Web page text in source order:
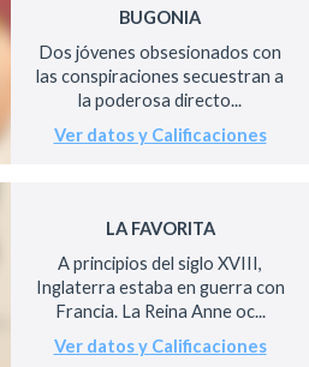
BUGONIA
Dos jóvenes obsesionados con
las conspiraciones secuestran a
la poderosa directo...
Ver datos y Calificaciones
LA FAVORITA
A principios del siglo XVIII,
Inglaterra estaba en guerra con
Francia. La Reina Anne oc...
Ver datos y Calificaciones